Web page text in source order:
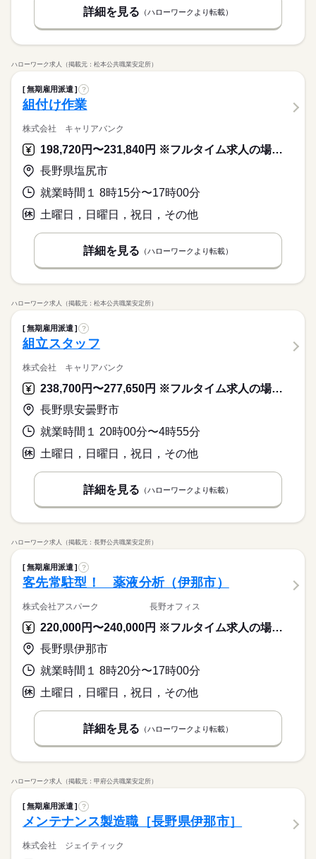
詳細を見る （ハローワークより転載）
ハローワーク求人（掲載元：松本公共職業安定所）
無期雇用派遣 ?
組付け作業
株式会社 キャリアバンク
198,720円〜231,840円 ※フルタイム求人の場合は月額（換算額）、パート求人の場合は時間額を表示しています。
長野県塩尻市
就業時間１ 8時15分〜17時00分
土曜日，日曜日，祝日，その他
詳細を見る （ハローワークより転載）
ハローワーク求人（掲載元：松本公共職業安定所）
無期雇用派遣 ?
組立スタッフ
株式会社 キャリアバンク
238,700円〜277,650円 ※フルタイム求人の場合は月額（換算額）、パート求人の場合は時間額を表示しています。
長野県安曇野市
就業時間１ 20時00分〜4時55分
土曜日，日曜日，祝日，その他
詳細を見る （ハローワークより転載）
ハローワーク求人（掲載元：長野公共職業安定所）
無期雇用派遣 ?
客先常駐型！ 薬液分析（伊那市）
株式会社アスパーク 長野オフィス
220,000円〜240,000円 ※フルタイム求人の場合は月額（換算額）、パート求人の場合は時間額を表示しています。
長野県伊那市
就業時間１ 8時20分〜17時00分
土曜日，日曜日，祝日，その他
詳細を見る （ハローワークより転載）
ハローワーク求人（掲載元：甲府公共職業安定所）
無期雇用派遣 ?
メンテナンス製造職［長野県伊那市］
株式会社 ジェイティック